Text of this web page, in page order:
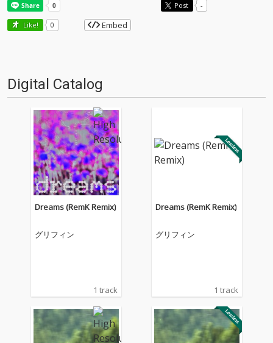
Post -
Like! 0 Embed
Digital Catalog
Dreams (RemK Remix)
グリフィン
1 track
Dreams (RemK Remix)
グリフィン
1 track